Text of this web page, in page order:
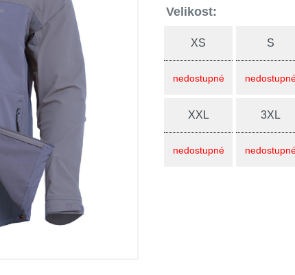
Velikost:
XS
nedostupné
S
XXL
nedostupné
3XL